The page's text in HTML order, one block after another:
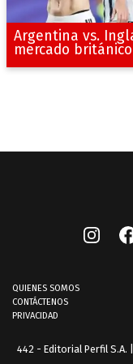
Argentina vs.
mercado
QUIENES SOMOS
CONTÁCTENOS
PRIVACIDAD
442 - Editorial Perfil S.A.